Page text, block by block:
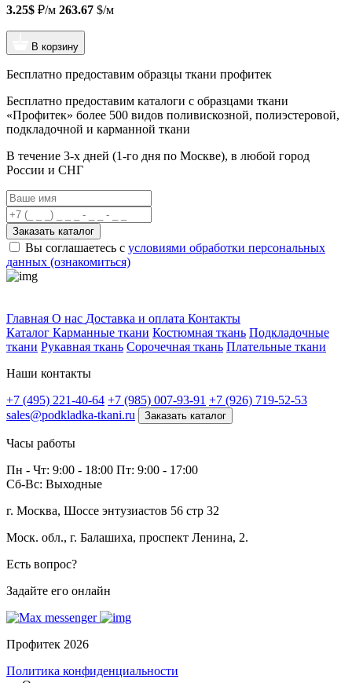
3.25$ ₽/м 263.67 $/м
В корзину
Бесплатно предоставим образцы ткани профитек
Бесплатно предоставим каталоги с образцами ткани
«Профитек» более 500 видов поливискозной, полиэстеровой,
подкладочной и карманной ткани
В течение 3-х дней (1-го дня по Москве), в любой город
России и СНГ
Заказать каталог
Вы соглашаетесь с условиями обработки персональных
данных (ознакомиться)
Главная О нас Доставка и оплата Контакты
Каталог Карманные ткани Костюмная ткань Подкладочные
ткани Рукавная ткань Сорочечная ткань Плательные ткани
Наши контакты
+7 (495) 221-40-64 +7 (985) 007-93-91 +7 (926) 719-52-53
sales@podkladka-tkani.ru
Заказать каталог
Часы работы
Пн - Чт: 9:00 - 18:00 Пт: 9:00 - 17:00
Сб-Вс: Выходные
г. Москва, Шоссе энтузиастов 56 стр 32
Моск. обл., г. Балашиха, проспект Ленина, 2.
Есть вопрос?
Задайте его онлайн
Профитек 2026
Политика конфиденциальности